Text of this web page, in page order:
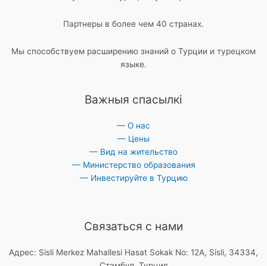
Партнеры в более чем 40 странах.
Мы способствуем расширению знаний о Турции и турецком
языке.
Важныя спасылкі
— О нас
— Цены
— Вид на жительство
— Министерство образования
— Инвестируйте в Турцию
Связаться с нами
Адрес: Sisli Merkez Mahallesi Hasat Sokak No: 12A, Sisli, 34334,